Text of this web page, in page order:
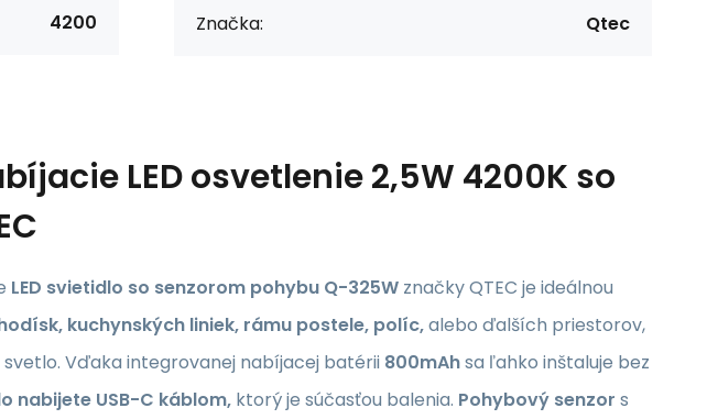
4200 Značka: Qtec
LED osvetlenie 2,5W 4200K so
LED svietidlo so senzorom pohybu Q-325W značky QTEC je ideálnou
kuchynských liniek, rámu postele, políc,alebo ďalších priestorov,
Vďaka integrovanej nabíjacej batérii 800mAhsa ľahko inštaluje bez
nabijete USB-C káblom, ktorý je súčasťou balenia. Pohybový senzor s